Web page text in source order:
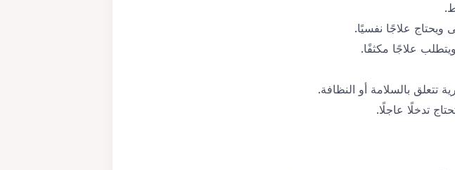
ويحتاج علاجًا نفسيًا.
علاجًا مكثفًا.
تتعلق بالسلامة أو النظافة.
تدخلًا عاجلًا.